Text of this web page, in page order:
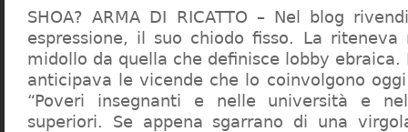
SHOA? ARMA DI RICATTO – Nel blog
espressione, il suo chiodo fisso. La
midollo da quella che definisce lobby ebraica.
anticipava le vicende che lo coinvolgono
“Poveri insegnanti e nelle università e
superiori. Se appena sgarrano di una